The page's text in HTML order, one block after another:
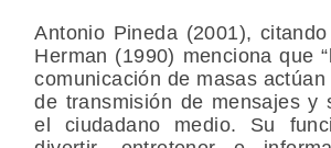
Antonio Pineda (2001),
Herman (1990) menciona que
comunicación de masas
de transmisión de mensajes y
el ciudadano medio. Su